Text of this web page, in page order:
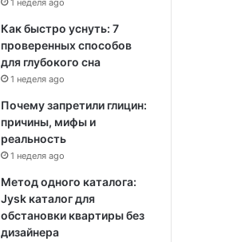
1 неделя ago
Как быстро уснуть: 7
проверенных способов
для глубокого сна
1 неделя ago
Почему запретили глицин:
причины, мифы и
реальность
1 неделя ago
Метод одного каталога:
Jysk каталог для
обстановки квартиры без
дизайнера